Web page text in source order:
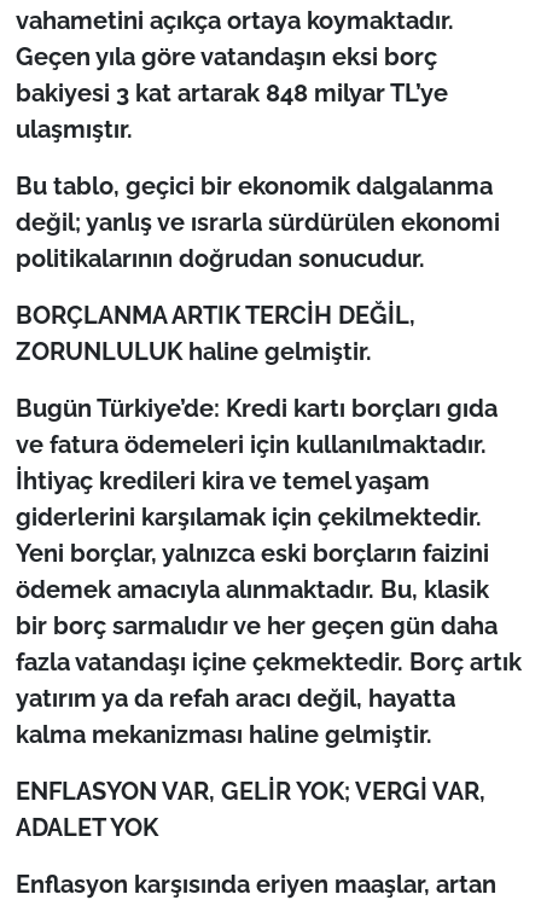
vahametini açıkça ortaya koymaktadır.
Geçen yıla göre vatandaşın eksi borç
bakiyesi 3 kat artarak 848 milyar TL’ye
ulaşmıştır.
Bu tablo, geçici bir ekonomik dalgalanma
değil; yanlış ve ısrarla sürdürülen ekonomi
politikalarının doğrudan sonucudur.
BORÇLANMA ARTIK TERCİH DEĞİL,
ZORUNLULUK haline gelmiştir.
Bugün Türkiye’de: Kredi kartı borçları gıda
ve fatura ödemeleri için kullanılmaktadır.
İhtiyaç kredileri kira ve temel yaşam
giderlerini karşılamak için çekilmektedir.
Yeni borçlar, yalnızca eski borçların faizini
ödemek amacıyla alınmaktadır. Bu, klasik
bir borç sarmalıdır ve her geçen gün daha
fazla vatandaşı içine çekmektedir. Borç artık
yatırım ya da refah aracı değil, hayatta
kalma mekanizması haline gelmiştir.
ENFLASYON VAR, GELİR YOK; VERGİ VAR,
ADALET YOK
Enflasyon karşısında eriyen maaşlar, artan
Dış Haberler
Magazin
Bilim Teknoloji
Canlı Maç
Finans
Genel-A
Gündem-Eğitim